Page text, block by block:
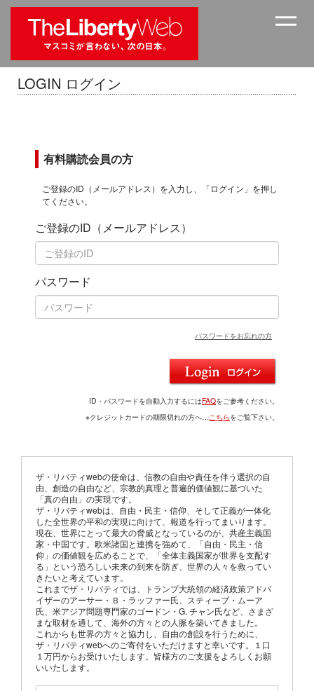
LOGIN ログイン
有料購読会員の方
ご登録のID（メールアドレス）を入力し、「ログイン」を押し
てください。
ご登録のID（メールアドレス）
パスワード
パスワードをお忘れの方
ID・パスワードを自動入力するにはFAQをご参考ください。
※クレジットカードの期限切れの方へ…こちらをご覧下さい。
ザ・リバティwebの使命は、信教の自由や責任を伴う選択の自
由、創造の自由など、宗教的真理と普遍的価値観に基づいた
「真の自由」の実現です。
ザ・リバティwebは、自由・民主・信仰、そして正義が一体化
した全世界の平和の実現に向けて、報道を行ってまいります。
現在、世界にとって最大の脅威となっているのが、共産主義国
家・中国です。欧米諸国と連携を強めて、「自由・民主・信
仰」の価値観を広めることで、「全体主義国家が世界を支配す
る」という恐ろしい未来の到来を防ぎ、世界の人々を救ってい
きたいと考えています。
これまでザ・リバティでは、トランプ大統領の経済政策アドバ
イザーのアーサー・Ｂ・ラッファー氏、スティーブ・ムーア
氏、米アジア問題専門家のゴードン・G. チャン氏など、さまざ
まな取材を通して、海外の方々との人脈を築いてきました。
これからも世界の方々と協力し、自由の創設を行うために、
ザ・リバティwebへのご寄付をいただけますと幸いです。１口
１万円からお受けいたします。皆様方のご支援をよろしくお願
いいたします。